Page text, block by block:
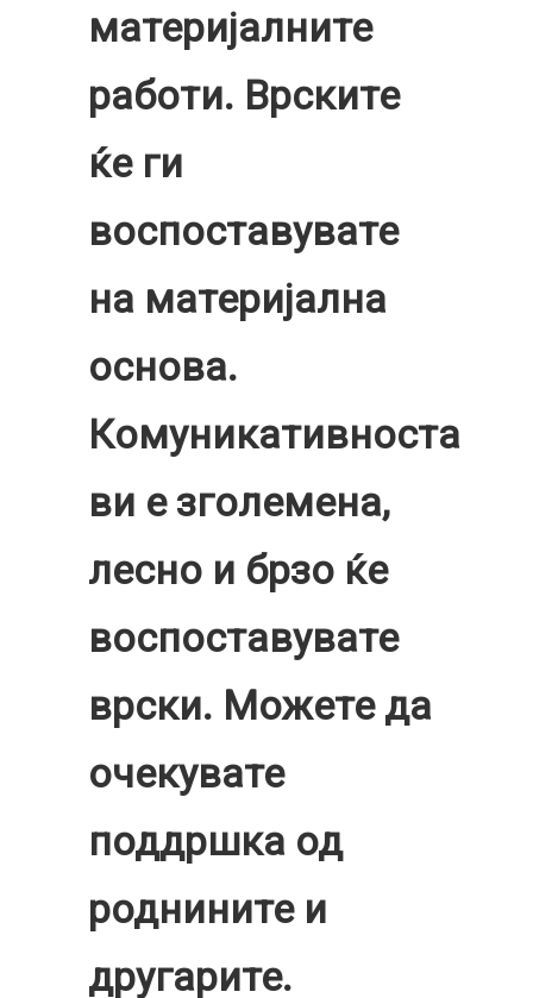
материјалните
работи. Врските
ќе ги
воспоставувате
на материјална
основа.
Комуникативноста
ви е зголемена,
лесно и брзо ќе
воспоставувате
врски. Можете да
очекувате
поддршка од
роднините и
другарите.